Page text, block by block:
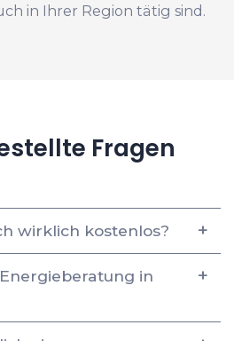
in Ihrer Region tätig sind.
Fragen
wirklich kostenlos?
in